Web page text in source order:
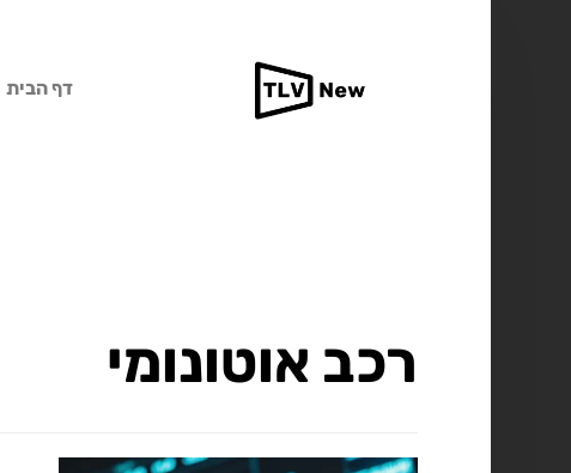
דף הבית
רכב אוטונומי